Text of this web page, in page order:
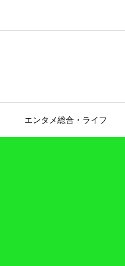
エンタメ総合・ライフ